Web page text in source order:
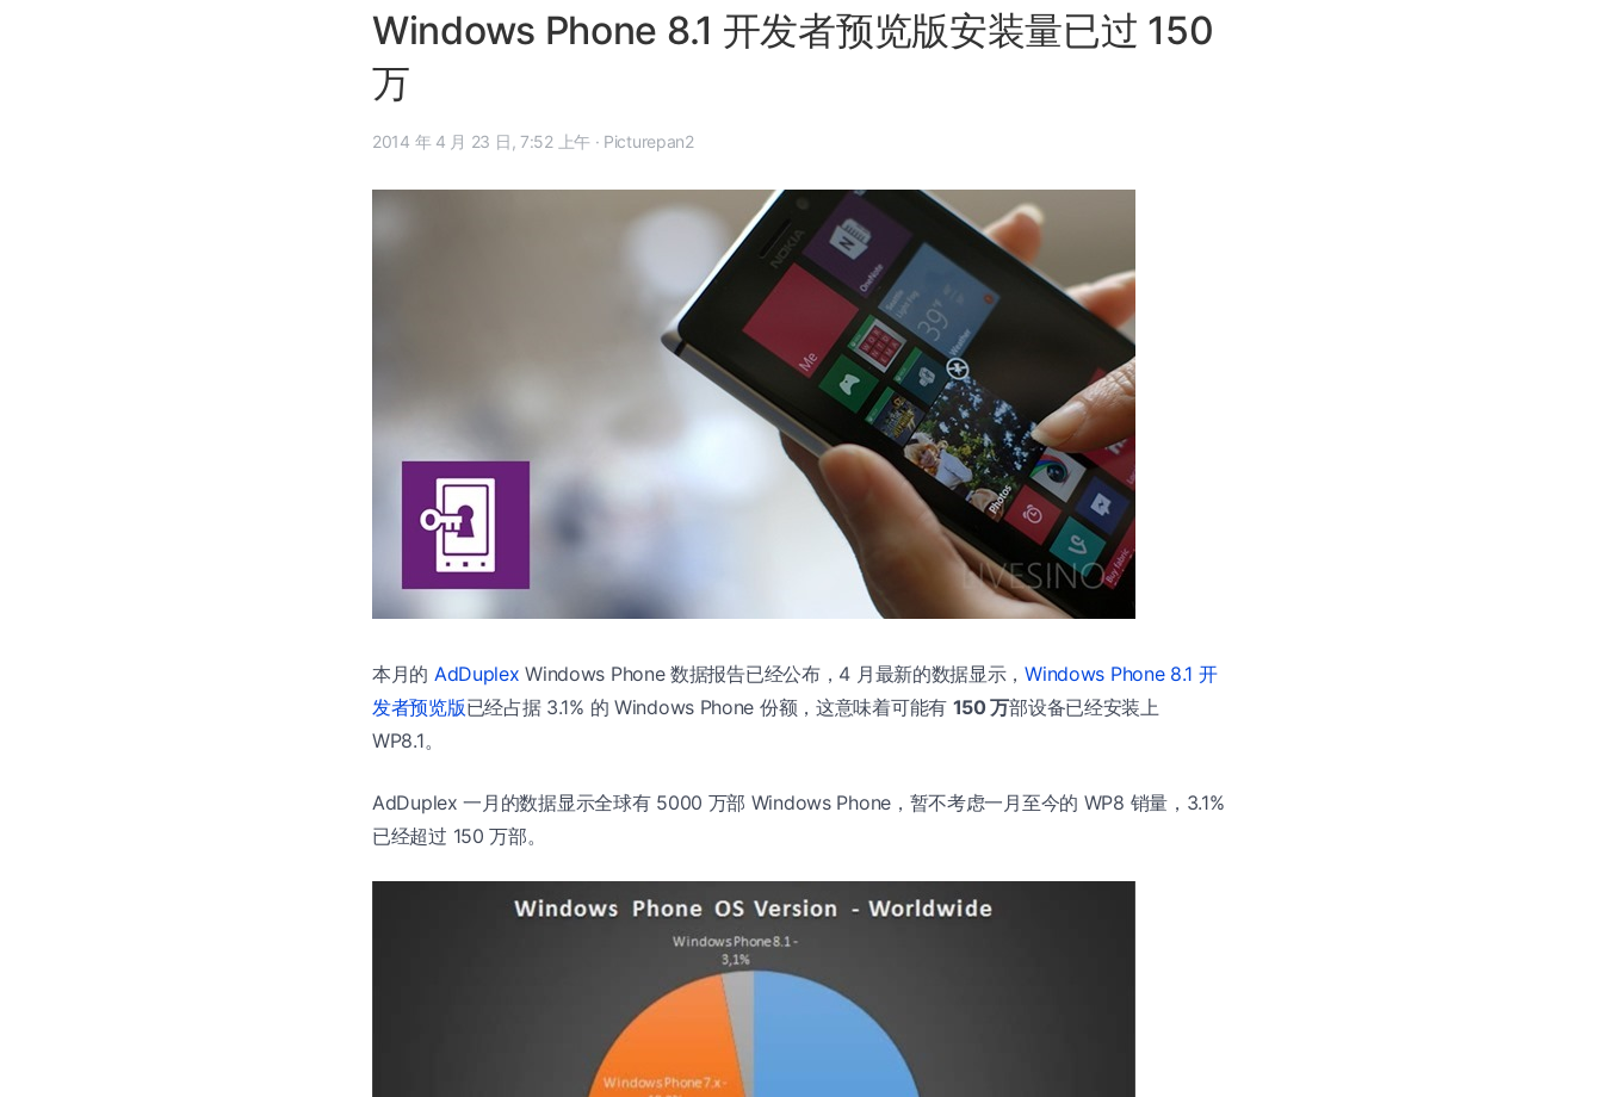
Windows Phone 8.1 开发者预览版安装量已过 150
万
2014 年 4 月 23 日, 7:52 上午 · Picturepan2
本月的 AdDuplex Windows Phone 数据报告已经公布，4 月最新的数据显示，Windows Phone 8.1 开
发者预览版已经占据 3.1% 的 Windows Phone 份额，这意味着可能有 150 万部设备已经安装上
WP8.1。
AdDuplex 一月的数据显示全球有 5000 万部 Windows Phone，暂不考虑一月至今的 WP8 销量，3.1%
已经超过 150 万部。